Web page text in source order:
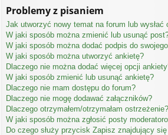
Problemy z pisaniem
Jak utworzyć nowy temat na forum lub wysłać
W jaki sposób można zmienić lub usunąć
W jaki sposób można dodać podpis do
W jaki sposób można utworzyć ankietę?
Dlaczego nie można dodać więcej opcji
W jaki sposób zmienić lub usunąć ankietę?
Dlaczego nie mam dostępu do forum?
Dlaczego nie mogę dodawać załączników?
Dlaczego otrzymałem/otrzymałam ostrzeżenie?
W jaki sposób można zgłosić posty
Do czego służy przycisk Zapisz znajdujący